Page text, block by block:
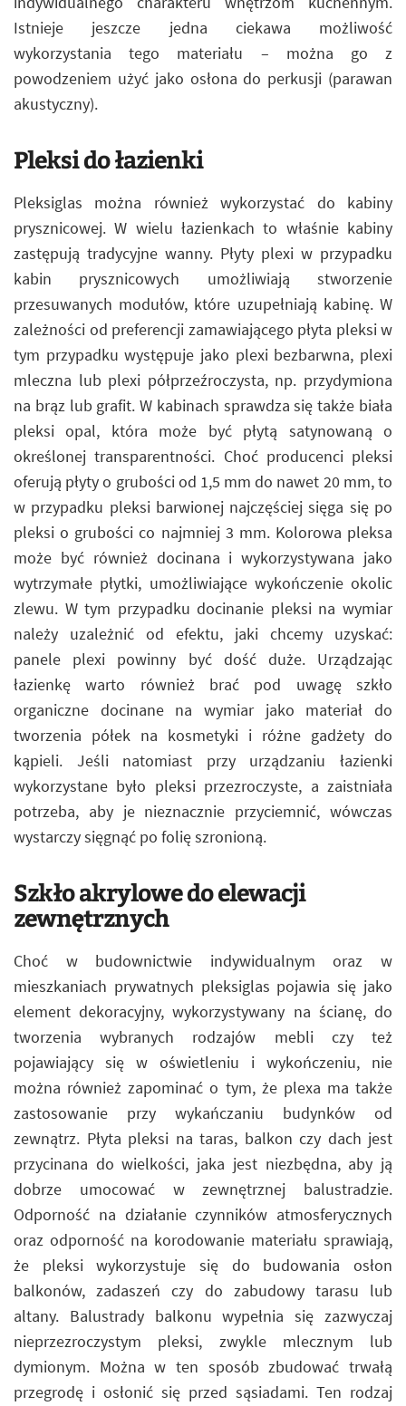
Istnieje jeszcze jedna ciekawa możliwość
wykorzystania tego materiału – można go z
powodzeniem użyć jako osłona do perkusji (parawan
akustyczny).
Pleksi do łazienki
Pleksiglas można również wykorzystać do kabiny
prysznicowej. W wielu łazienkach to właśnie kabiny
zastępują tradycyjne wanny. Płyty plexi w przypadku
kabin prysznicowych umożliwiają stworzenie
przesuwanych modułów, które uzupełniają kabinę. W
zależności od preferencji zamawiającego płyta pleksi w
tym przypadku występuje jako plexi bezbarwna, plexi
mleczna lub plexi półprzeźroczysta, np. przydymiona
na brąz lub grafit. W kabinach sprawdza się także biała
pleksi opal, która może być płytą satynowaną o
określonej transparentności. Choć producenci pleksi
oferują płyty o grubości od 1,5 mm do nawet 20 mm, to
w przypadku pleksi barwionej najczęściej sięga się po
pleksi o grubości co najmniej 3 mm. Kolorowa pleksa
może być również docinana i wykorzystywana jako
wytrzymałe płytki, umożliwiające wykończenie okolic
zlewu. W tym przypadku docinanie pleksi na wymiar
należy uzależnić od efektu, jaki chcemy uzyskać:
panele plexi powinny być dość duże. Urządzając
łazienkę warto również brać pod uwagę szkło
organiczne docinane na wymiar jako materiał do
tworzenia półek na kosmetyki i różne gadżety do
kąpieli. Jeśli natomiast przy urządzaniu łazienki
wykorzystane było pleksi przezroczyste, a zaistniała
potrzeba, aby je nieznacznie przyciemnić, wówczas
wystarczy sięgnąć po folię szronioną.
Szkło akrylowe do elewacji
zewnętrznych
Choć w budownictwie indywidualnym oraz w
mieszkaniach prywatnych pleksiglas pojawia się jako
element dekoracyjny, wykorzystywany na ścianę, do
tworzenia wybranych rodzajów mebli czy też
pojawiający się w oświetleniu i wykończeniu, nie
można również zapominać o tym, że plexa ma także
zastosowanie przy wykańczaniu budynków od
zewnątrz. Płyta pleksi na taras, balkon czy dach jest
przycinana do wielkości, jaka jest niezbędna, aby ją
dobrze umocować w zewnętrznej balustradzie.
Odporność na działanie czynników atmosferycznych
oraz odporność na korodowanie materiału sprawiają,
że pleksi wykorzystuje się do budowania osłon
balkonów, zadaszeń czy do zabudowy tarasu lub
altany. Balustrady balkonu wypełnia się zazwyczaj
nieprzezroczystym pleksi, zwykle mlecznym lub
dymionym. Można w ten sposób zbudować trwałą
przegrodę i osłonić się przed sąsiadami. Ten rodzaj